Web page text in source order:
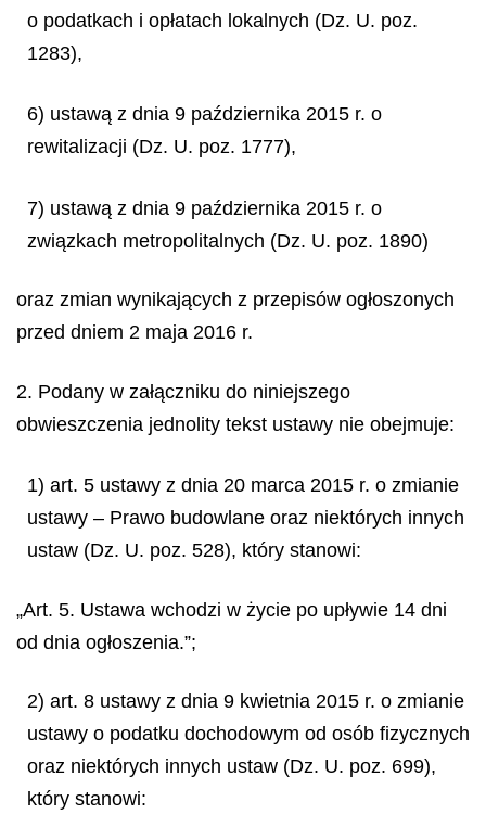
o podatkach i opłatach lokalnych (Dz. U. poz.
1283),
6) ustawą z dnia 9 października 2015 r. o
rewitalizacji (Dz. U. poz. 1777),
7) ustawą z dnia 9 października 2015 r. o
związkach metropolitalnych (Dz. U. poz. 1890)
oraz zmian wynikających z przepisów ogłoszonych
przed dniem 2 maja 2016 r.
2. Podany w załączniku do niniejszego
obwieszczenia jednolity tekst ustawy nie obejmuje:
1) art. 5 ustawy z dnia 20 marca 2015 r. o zmianie
ustawy – Prawo budowlane oraz niektórych innych
ustaw (Dz. U. poz. 528), który stanowi:
„Art. 5. Ustawa wchodzi w życie po upływie 14 dni
od dnia ogłoszenia.”;
2) art. 8 ustawy z dnia 9 kwietnia 2015 r. o zmianie
ustawy o podatku dochodowym od osób fizycznych
oraz niektórych innych ustaw (Dz. U. poz. 699),
który stanowi: